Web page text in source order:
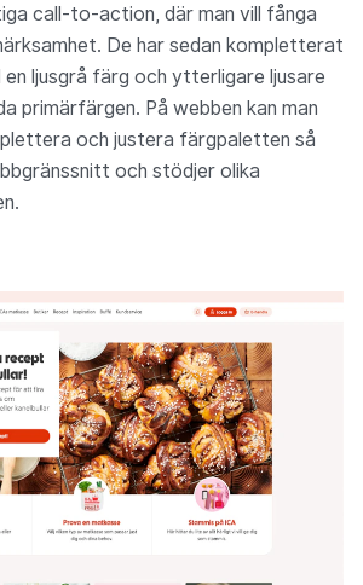
call-to-action, där man vill fånga
De har sedan kompletterat
ljusgrå färg och ytterligare ljusare
primärfärgen. På webben kan man
och justera färgpaletten så
och stödjer olika